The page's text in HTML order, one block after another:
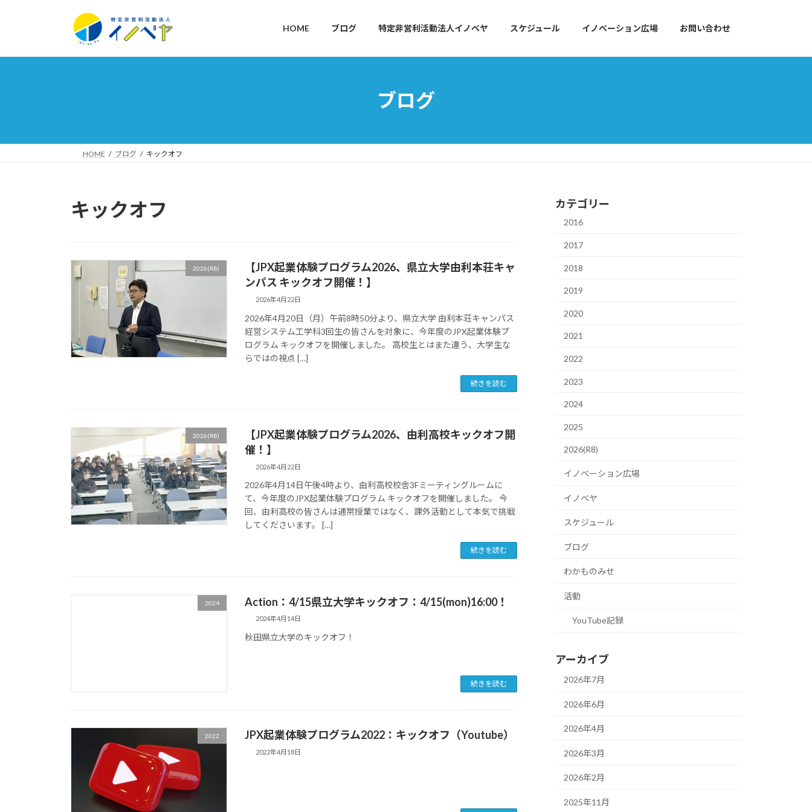
HOME ブログ 特定非営利活動法人イノベヤ スケジュール イノベーション広場 お問い合わせ
ブログ
HOME ブログ キックオフ
キックオフ
2026(R8)
【JPX起業体験プログラム2026、県立大学由利本荘キャ
ンパス キックオフ開催！】
2026年4月22日
2026年4月20日（月）午前8時50分より、県立大学 由利本荘キャンパス
経営システム工学科3回生の皆さんを対象に、今年度のJPX起業体験プ
ログラム キックオフを開催しました。 高校生とはまた違う、大学生な
らではの視点 […]
続きを読む
2026(R8)
【JPX起業体験プログラム2026、由利高校キックオフ開
催！】
2026年4月22日
2026年4月14日午後4時より、由利高校校舎3Fミーティングルームに
て、今年度のJPX起業体験プログラム キックオフを開催しました。 今
回、由利高校の皆さんは通常授業ではなく、課外活動として本気で挑戦
してくださいます。 […]
続きを読む
2024 Action：4/15県立大学キックオフ：4/15(mon)16:00！
2024年4月14日
秋田県立大学のキックオフ！
続きを読む
2022 JPX起業体験プログラム2022：キックオフ（Youtube）
2022年4月18日
カテゴリー
2016
2017
2018
2019
2020
2021
2022
2023
2024
2025
2026(R8)
イノベーション広場
イノベヤ
スケジュール
ブログ
わかものみせ
活動
YouTube記録
アーカイブ
2026年7月
2026年6月
2026年4月
2026年3月
2026年2月
2025年11月